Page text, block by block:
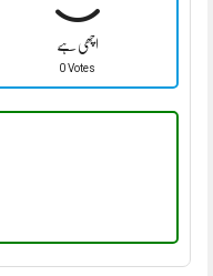
اچھی ہے
0 Votes